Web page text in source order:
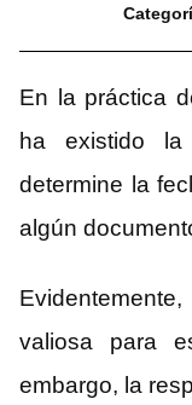
En la práctica
ha existido
determine la
algún
valiosa para
embargo, la